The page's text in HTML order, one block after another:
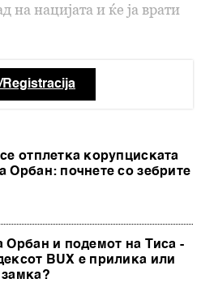
на нацијата и ќе ја врати
Registracija
отплетка корупциската
Орбан: почнете со зебрите
Орбан и подемот на Тиса -
BUX е прилика или